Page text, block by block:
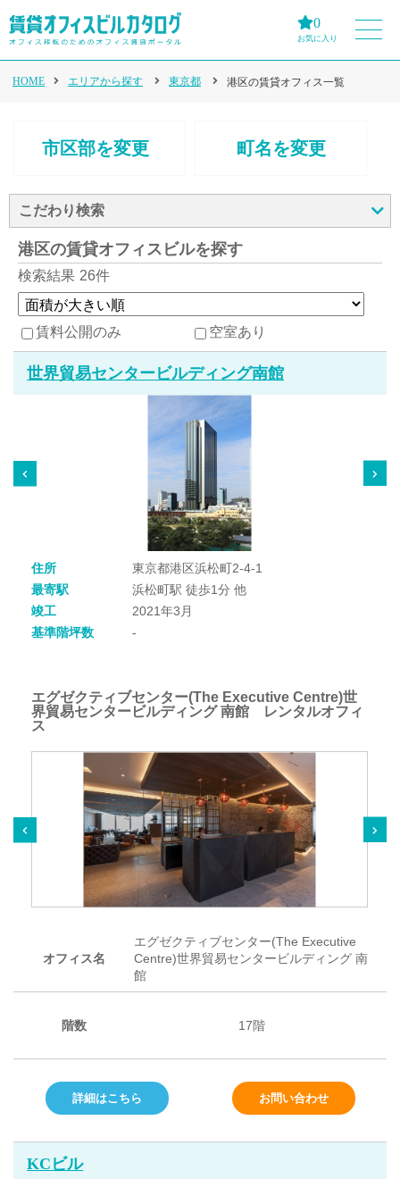
0
お気に入り
HOME エリアから探す 東京都 港区の賃貸オフィス一覧
市区部を変更 町名を変更
こだわり検索
港区の賃貸オフィスビルを探す
検索結果 26件
賃料公開のみ 空室あり
世界貿易センタービルディング南館
住所
東京都港区浜松町2-4-1
最寄駅
浜松町駅 徒歩1分 他
竣工
2021年3月
基準階坪数
-
エグゼクティブセンター(The Executive Centre)世
界貿易センタービルディング 南館 レンタルオフィ
ス
オフィス名
エグゼクティブセンター(The Executive
Centre)世界貿易センタービルディング 南
館
階数 17階
詳細はこちら お問い合わせ
KCビル